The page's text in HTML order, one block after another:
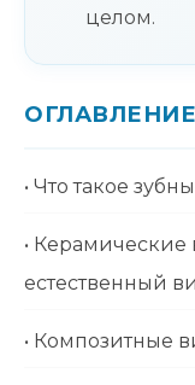
целом.
ОГЛАВЛЕНИЕ
• Что такое
•
естественный
• Композитные